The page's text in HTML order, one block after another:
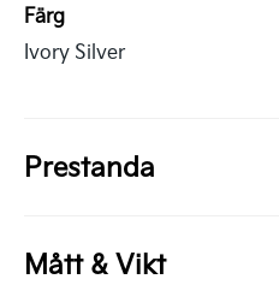
Färg
Ivory Silver
Prestanda
Mått & Vikt